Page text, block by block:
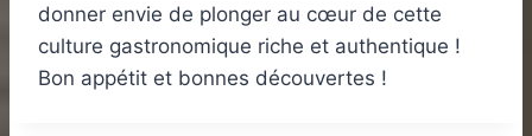
donner envie de plonger au cœur de cette
culture gastronomique riche et authentique !
Bon appétit et bonnes découvertes !